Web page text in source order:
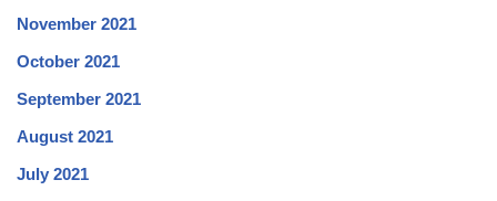
November 2021
October 2021
September 2021
August 2021
July 2021